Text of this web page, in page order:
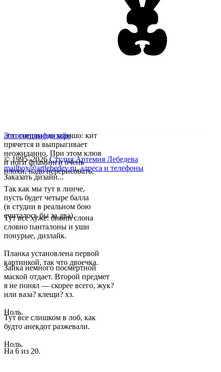
Это соединено хорошо: кит
прячется и выпрыгивает
неожиданно. При этом клюв
и ноги фламинги очень
плохи, надо перерисовать.
Так как мы тут в линче,
пусть будет четыре балла
(в студии в реальном бою
считалось бы за два).
Тут все хуже: бивни слона
словно панталоны и уши
понурые, дизлайк.
Планка установлена первой
картинкой, так что двоечка.
Зайка немного посмертной
маской отдает. Второй предмет
я не понял — скорее всего, жук?
или ваза? клещи? хз.
Ноль.
Тут все слишком в лоб, как
будто анекдот разжевали.
Ноль.
На 6 из 20.
логотипграфдизайн
© 1995–2026 Студия Артемия Лебедева
mailbox@artlebedev.ru, адреса и телефоны
Заказать дизайн...